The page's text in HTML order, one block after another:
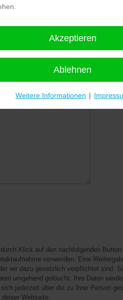
verwenden. Eine
wir dazu gesetzlich verpflichtet sind.
umgehend gelöscht. Ihre Daten
jederzeit über die zu Ihrer Person
dieser Webseite.
Akzeptieren
Ablehnen
Weitere Informationen |